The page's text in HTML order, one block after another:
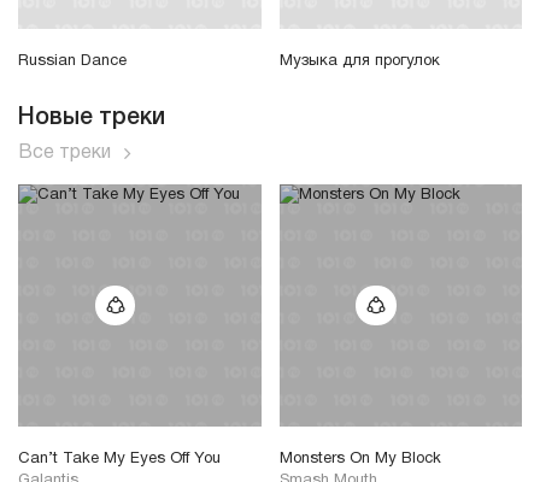
Russian Dance Музыка для прогулок
Новые треки
Все треки
Can’t Take My Eyes Off You
Monsters On My Block